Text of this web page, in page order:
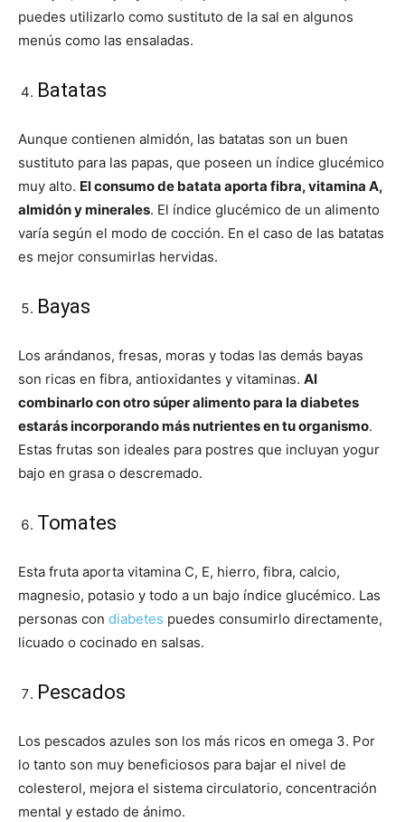
puedes utilizarlo como sustituto de la sal en algunos
menús como las ensaladas.
Batatas
Aunque contienen almidón, las batatas son un buen
sustituto para las papas, que poseen un índice glucémico
muy alto. El consumo de batata aporta fibra, vitamina A,
almidón y minerales. El índice glucémico de un alimento
varía según el modo de cocción. En el caso de las batatas
es mejor consumirlas hervidas.
Bayas
Los arándanos, fresas, moras y todas las demás bayas
son ricas en fibra, antioxidantes y vitaminas. Al
combinarlo con otro súper alimento para la diabetes
estarás incorporando más nutrientes en tu organismo.
Estas frutas son ideales para postres que incluyan yogur
bajo en grasa o descremado.
Tomates
Esta fruta aporta vitamina C, E, hierro, fibra, calcio,
magnesio, potasio y todo a un bajo índice glucémico. Las
personas con diabetes puedes consumirlo directamente,
licuado o cocinado en salsas.
Pescados
Los pescados azules son los más ricos en omega 3. Por
lo tanto son muy beneficiosos para bajar el nivel de
colesterol, mejora el sistema circulatorio, concentración
mental y estado de ánimo.